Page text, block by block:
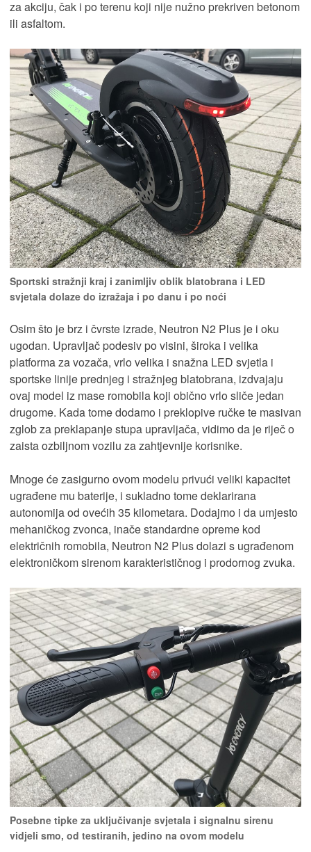
za akciju, čak i po terenu koji nije nužno prekriven betonom
ili asfaltom.
Sportski stražnji kraj i zanimljiv oblik blatobrana i LED
svjetala dolaze do izražaja i po danu i po noći
Osim što je brz i čvrste izrade, Neutron N2 Plus je i oku
ugodan. Upravljač podesiv po visini, široka i velika
platforma za vozača, vrlo velika i snažna LED svjetla i
sportske linije prednjeg i stražnjeg blatobrana, izdvajaju
ovaj model iz mase romobila koji obično vrlo sliče jedan
drugome. Kada tome dodamo i preklopive ručke te masivan
zglob za preklapanje stupa upravljača, vidimo da je riječ o
zaista ozbiljnom vozilu za zahtjevnije korisnike.
Mnoge će zasigurno ovom modelu privući veliki kapacitet
ugrađene mu baterije, i sukladno tome deklarirana
autonomija od ovećih 35 kilometara. Dodajmo i da umjesto
mehaničkog zvonca, inače standardne opreme kod
električnih romobila, Neutron N2 Plus dolazi s ugrađenom
elektroničkom sirenom karakterističnog i prodornog zvuka.
Posebne tipke za uključivanje svjetala i signalnu sirenu
vidjeli smo, od testiranih, jedino na ovom modelu